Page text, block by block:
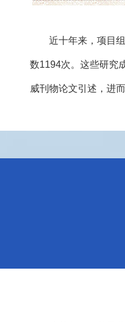
近十年来，项目
数1194次。这些研究
威刊物论文引述，进